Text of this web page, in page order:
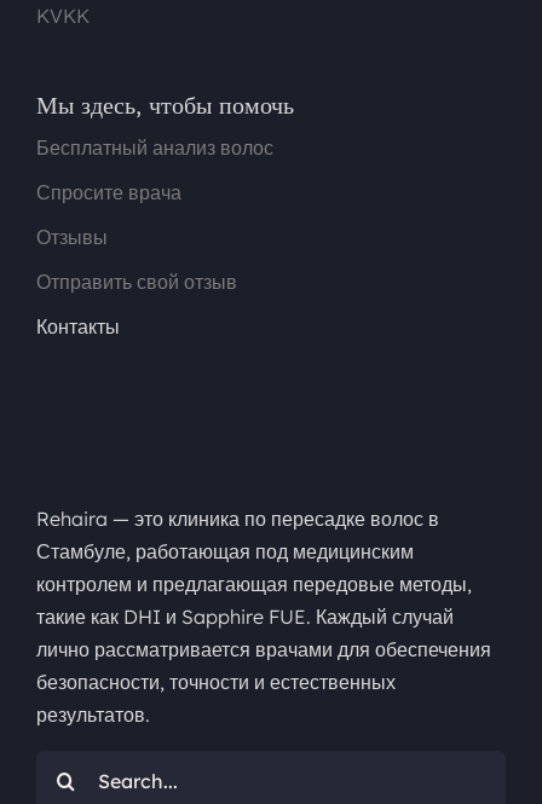
KVKK
Мы здесь, чтобы помочь
Бесплатный анализ волос
Спросите врача
Отзывы
Отправить свой отзыв
Контакты
Rehaira — это клиника по пересадке волос в
Стамбуле, работающая под медицинским
контролем и предлагающая передовые методы,
такие как DHI и Sapphire FUE. Каждый случай
лично рассматривается врачами для обеспечения
безопасности, точности и естественных
результатов.